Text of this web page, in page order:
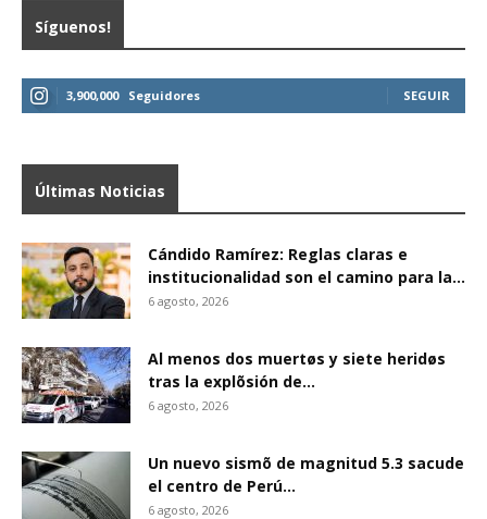
Síguenos!
3,900,000 Seguidores SEGUIR
Últimas Noticias
Cándido Ramírez: Reglas claras e
institucionalidad son el camino para la...
6 agosto, 2026
Al menos dos muertøs y siete heridøs
tras la explõsión de...
6 agosto, 2026
Un nuevo sismõ de magnitud 5.3 sacude
el centro de Perú...
6 agosto, 2026